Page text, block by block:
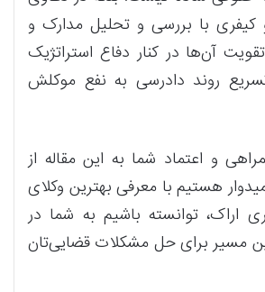
با بررسی و تحلیل مدارک و
آن‌ها در کنار دفاع استراتژیک
روند دادرسی به نفع موکلش
و اعتماد شما به این مقاله از
هستیم با معرفی بهترین وکلای
اراک، توانسته باشیم به شما در
مسیر برای حل مشکلات قضایی‌تان